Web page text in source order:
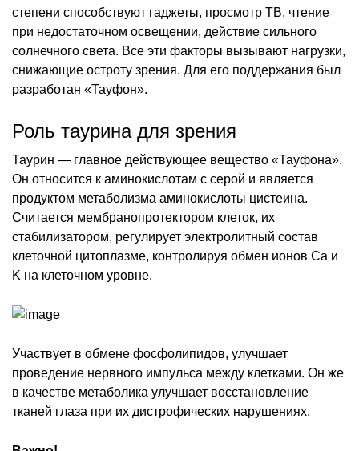
степени способствуют гаджеты, просмотр ТВ, чтение
при недостаточном освещении, действие сильного
солнечного света. Все эти факторы вызывают нагрузки,
снижающие остроту зрения. Для его поддержания был
разработан «Тауфон».
Роль таурина для зрения
Таурин — главное действующее вещество «Тауфона».
Он относится к аминокислотам с серой и является
продуктом метаболизма аминокислоты цистеина.
Считается мембранопротектором клеток, их
стабилизатором, регулирует электролитный состав
клеточной цитоплазме, контролируя обмен ионов Ca и
K на клеточном уровне.
Участвует в обмене фосфолипидов, улучшает
проведение нервного импульса между клетками. Он же
в качестве метаболика улучшает восстановление
тканей глаза при их дистрофических нарушениях.